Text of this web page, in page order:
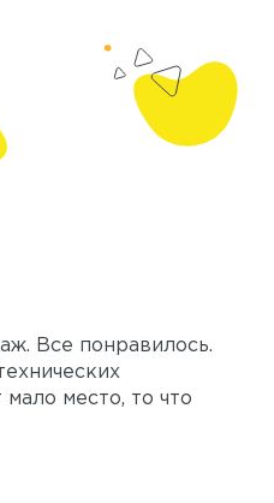
Все понравилось.
место, то что